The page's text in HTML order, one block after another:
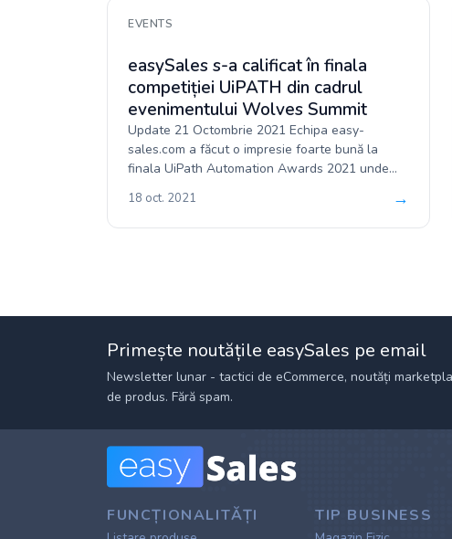
EVENTS
easySales s-a calificat în finala
competiției UiPATH din cadrul
evenimentului Wolves Summit
Update 21 Octombrie 2021 Echipa easy-
sales.com a făcut o impresie foarte bună la
finala UiPath Automation Awards 2021 unde
18 oct. 2021 →
Primește noutățile easySales pe email
Newsletter lunar - tactici de eCommerce, noutăți
de produs. Fără spam.
FUNCȚIONALITĂȚI TIP BUSINESS